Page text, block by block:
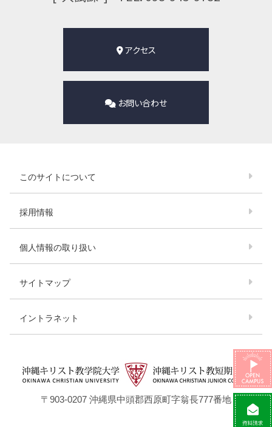
アクセス
お問い合わせ
このサイトについて
採用情報
個人情報の取り扱い
サイトマップ
イントラネット
〒903-0207 沖縄県中頭郡西原町字翁⾧777番地